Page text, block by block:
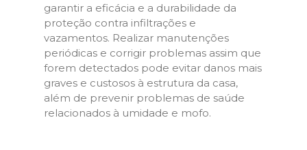
garantir a eficácia e a durabilidade da
proteção contra infiltrações e
vazamentos. Realizar manutenções
periódicas e corrigir problemas assim que
forem detectados pode evitar danos mais
graves e custosos à estrutura da casa,
além de prevenir problemas de saúde
relacionados à umidade e mofo.